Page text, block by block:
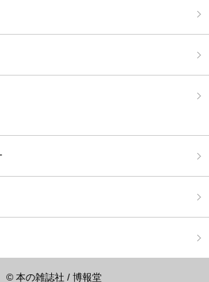
© 本の雑誌社 / 博報堂